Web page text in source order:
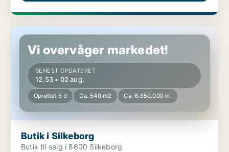
Butik i Silkeborg
Vi overvåger markedet!
SENEST OPDATERET
12.53 • 02 aug.
Oprettet 5 d Ca. 540 m2 Ca. 6.850.000 kr.
Butik i Silkeborg
Butik til salg i 8600 Silkeborg